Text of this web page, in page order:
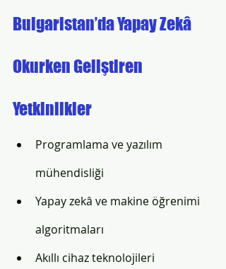
Bulgaristan’da Yapay Zekâ
Okurken Geliştiren
Yetkinlikler
Programlama ve yazılım
mühendisliği
Yapay zekâ ve makine öğrenimi
algoritmaları
Akıllı cihaz teknolojileri